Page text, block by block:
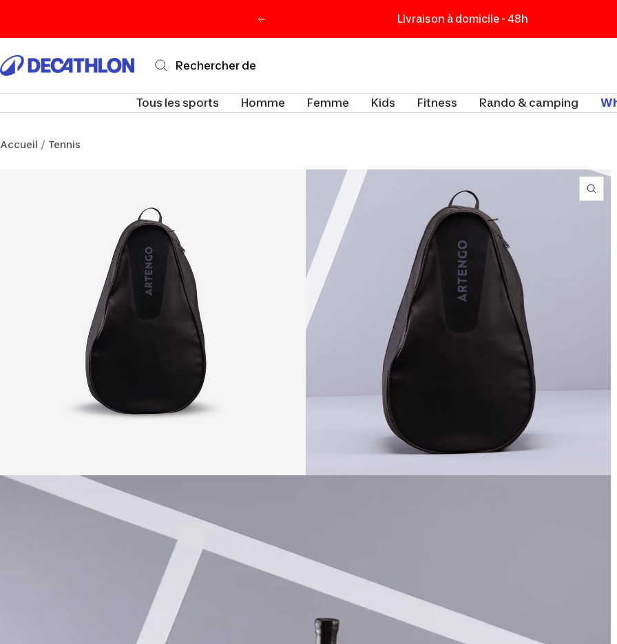
Précédent Livraison à domicile - 48h
Decathlon
Tous les sports
Homme Femme Kids Fitness Rando & camping
Accueil Tennis